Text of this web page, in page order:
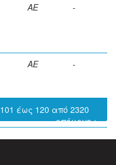
ΑΕ -
ΑΕ -
έως 120 από 2320
επόμενο >